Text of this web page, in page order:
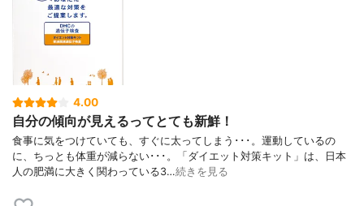
4.00
自分の傾向が見えるってとても新鮮！
食事に気をつけていても、すぐに太ってしまう･･･。運動しているの
に、ちっとも体重が減らない･･･。「ダイエット対策キット」は、日本
人の肥満に大きく関わっている3…続きを見る